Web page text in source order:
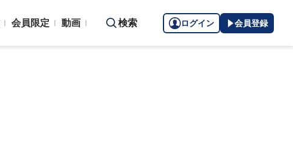
会員限定 動画 検索 ログイン 会員登録